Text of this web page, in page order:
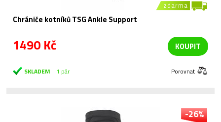
zdarma
Chrániče kotníků TSG Ankle Support
1490 Kč KOUPIT
SKLADEM 1 pár Porovnat
-26%